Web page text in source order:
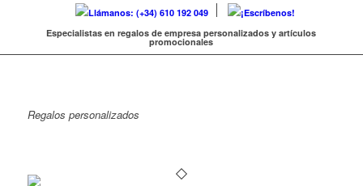
Llámanos: (+34) 610 192 049
¡Escríbenos!
Especialistas en regalos de empresa personalizados y artículos
promocionales
Regalos personalizados